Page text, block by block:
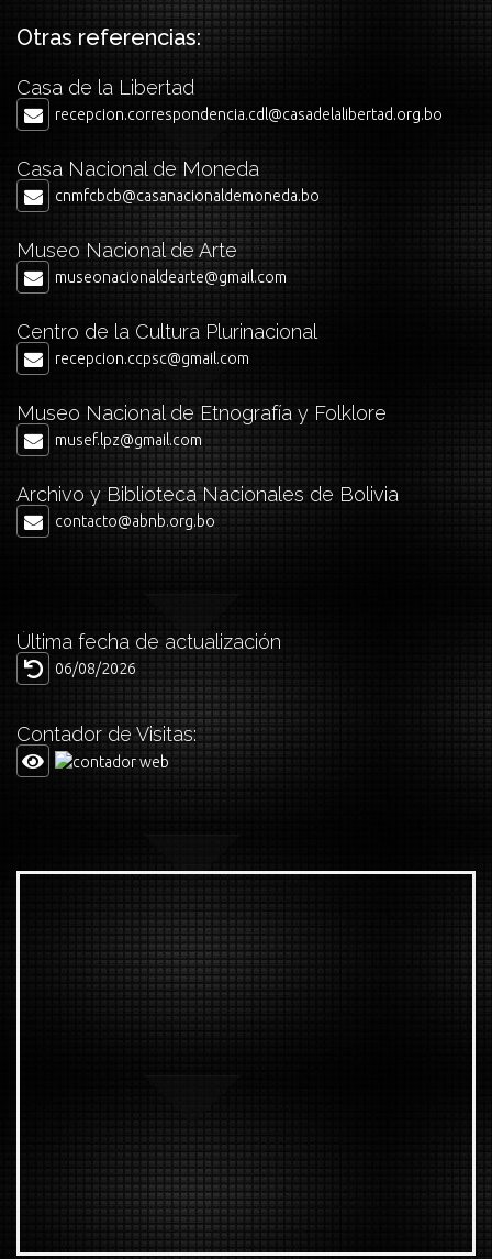
Otras referencias:
Casa de la Libertad
recepcion.correspondencia.cdl@casadelalibertad.org.bo
Casa Nacional de Moneda
cnmfcbcb@casanacionaldemoneda.bo
Museo Nacional de Arte
museonacionaldearte@gmail.com
Centro de la Cultura Plurinacional
recepcion.ccpsc@gmail.com
Museo Nacional de Etnografía y Folklore
musef.lpz@gmail.com
Archivo y Biblioteca Nacionales de Bolivia
contacto@abnb.org.bo
Última fecha de actualización
06/08/2026
Contador de Visitas: